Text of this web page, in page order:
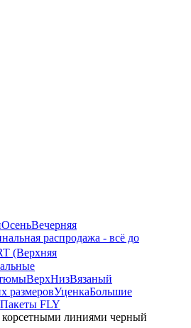
ОсеньВечерняя
распродажа - всё до
(Верхняя
ВерхНизВязаный
размеровУценкаБольшие
Пакеты FLY
линиями черный